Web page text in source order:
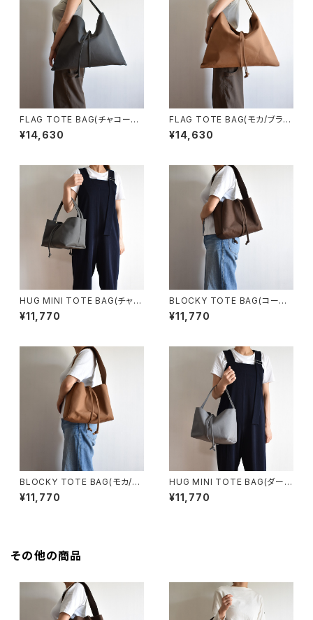
FLAG TOTE BAG(チャコール/
グレー)
¥14,630
FLAG TOTE BAG(モカ/ブラウ
ン)
¥14,630
HUG MINI TOTE BAG(チャコ
ール/グレー)
¥11,770
BLOCKY TOTE BAG(コーヒ
ー/ブラウン)
¥11,770
BLOCKY TOTE BAG(モカ/ブ
ラウン)
¥11,770
HUG MINI TOTE BAG(ダーク
グレー)
¥11,770
その他の商品